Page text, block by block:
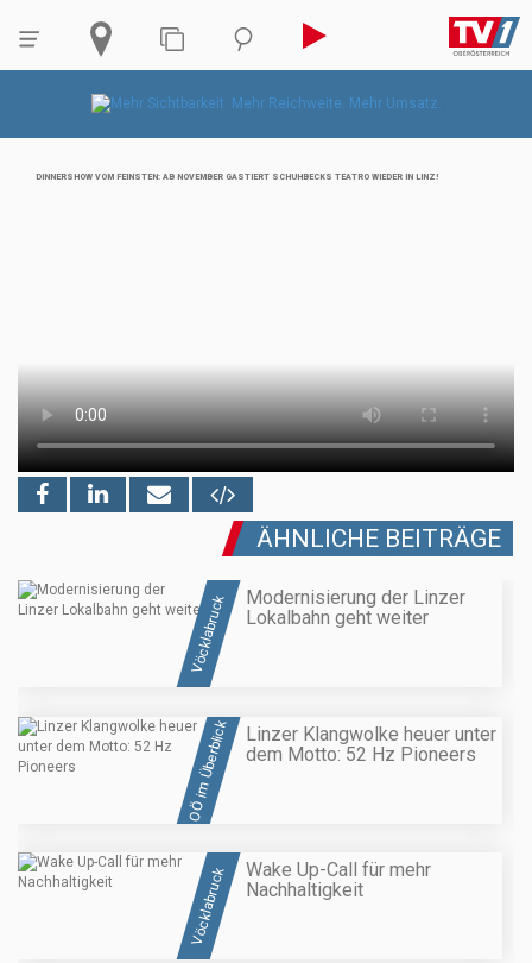
DINNERSHOW VOM FEINSTEN: AB NOVEMBER GASTIERT SCHUHBECKS TEATRO WIEDER IN LINZ!
ÄHNLICHE BEITRÄGE
Vöcklabruck
Modernisierung der Linzer
Lokalbahn geht weiter
OÖ im Überblick
Linzer Klangwolke heuer unter
dem Motto: 52 Hz Pioneers
Vöcklabruck
Wake Up-Call für mehr
Nachhaltigkeit